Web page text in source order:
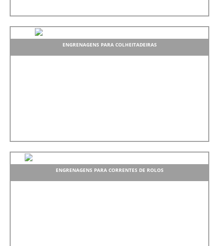
ENGRENAGENS PARA COLHEITADEIRAS
ENGRENAGENS PARA CORRENTES DE ROLOS